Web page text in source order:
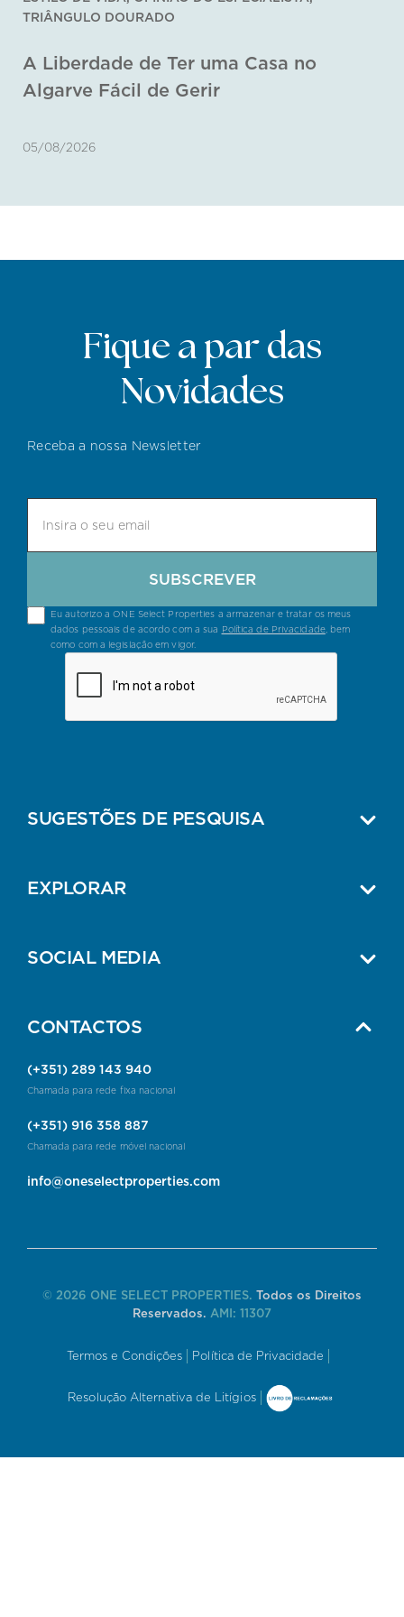
de Ter uma Casa no
de Gerir
Fique a par das
Novidades
Receba a nossa Newsletter
Eu autorizo a ONE Select Properties a armazenar e tratar os meus
dados pessoais de acordo com a sua Política de Privacidade, bem
como com a legislação em vigor.
SUBSCREVER
SUGESTÕES DE PESQUISA
EXPLORAR
SOCIAL MEDIA
CONTACTOS
(+351) 289 143 940
Chamada para rede fixa nacional
(+351) 916 358 887
Chamada para rede móvel nacional
info@oneselectproperties.com
© 2026 ONE SELECT PROPERTIES. Todos os Direitos
Reservados. AMI: 11307
Termos e Condições Política de Privacidade
Resolução Alternativa de Litígios